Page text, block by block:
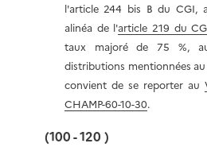
l'article 244 bis B du CGI,
alinéa de l'article 219 du
taux majoré de 75 %,
distributions mentionnées au
convient de se reporter au
CHAMP-60-10-30.
(100 - 120 )